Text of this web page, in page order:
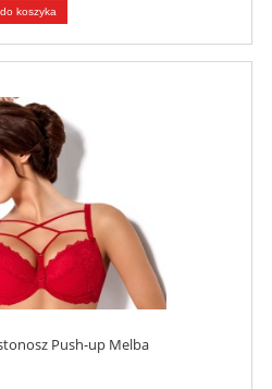
do koszyka
Push-up Melba